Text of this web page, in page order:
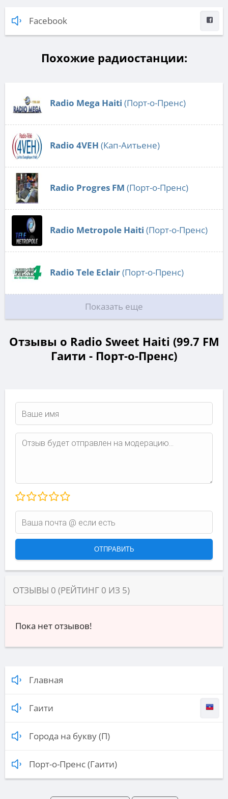
Facebook
Похожие радиостанции:
Radio Mega Haiti (Порт-о-Пренс)
Radio 4VEH (Кап-Аитьене)
Radio Progres FM (Порт-о-Пренс)
Radio Metropole Haiti (Порт-о-Пренс)
Radio Tele Eclair(Порт-о-Пренс)
Показать еще
Отзывы о Radio Sweet Haiti (99.7 FM
Гаити - Порт-о-Пренс)
ОТЗЫВЫ 0 (РЕЙТИНГ 0 ИЗ 5)
Пока нет отзывов!
Главная
Гаити
Города на букву (П)
Порт-о-Пренс (Гаити)